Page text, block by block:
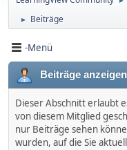
► Beiträge
-Menü
Beiträge anzeigen
Dieser Abschnitt erlaubt
von diesem Mitglied
nur Beiträge sehen
wurden, auf die Sie